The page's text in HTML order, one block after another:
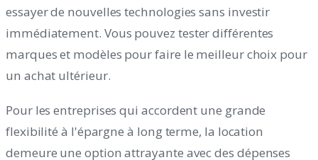
essayer de nouvelles technologies sans investir
immédiatement. Vous pouvez tester différentes
marques et modèles pour faire le meilleur choix pour
un achat ultérieur.
Pour les entreprises qui accordent une grande
flexibilité à l'épargne à long terme, la location
demeure une option attrayante avec des dépenses